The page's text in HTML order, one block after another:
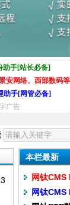
助手[站长必备]
安网络、西部数码等
助手[网管必备]
广告
本栏最新
网钛CMS
网钛CMS